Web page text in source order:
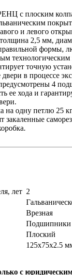
с плоским
и левого
2,5 мм,
формы,
технологическим
точную
в процессе
4
ее хода и
на одну петлю 25
закаленные
лет 2
Врезная
Подшипники
Плоский
125х75х2.5
с